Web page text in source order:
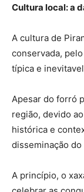
Cultura local: a
A cultura de
conservada,
típica e
Apesar do forró
região, devido
histórica e
disseminação
A princípio, o